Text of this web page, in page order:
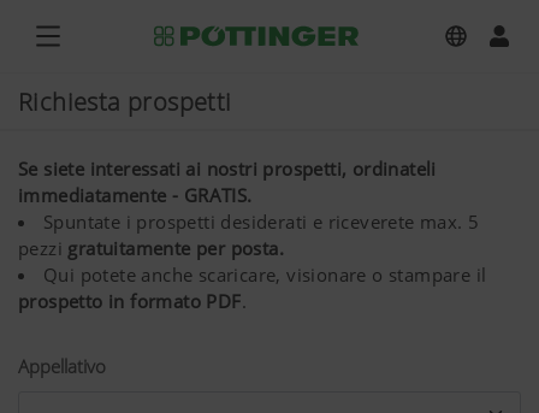
Richiesta prospetti
Se siete interessati ai nostri prospetti, ordinateli
immediatamente - GRATIS.
Spuntate i prospetti desiderati e riceverete max. 5
pezzi gratuitamente per posta.
Qui potete anche scaricare, visionare o stampare il
prospetto in formato PDF.
Appellativo